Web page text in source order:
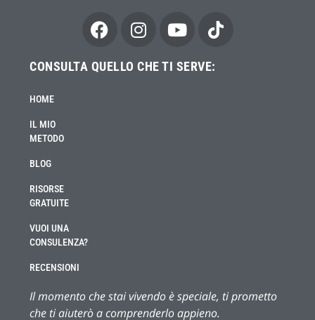
CONSULTA QUELLO CHE TI SERVE:
HOME
IL MIO
METODO
BLOG
RISORSE
GRATUITE
VUOI UNA
CONSULENZA?
RECENSIONI
Il momento che stai vivendo è speciale, ti prometto
che ti aiuterò a comprenderlo appieno.